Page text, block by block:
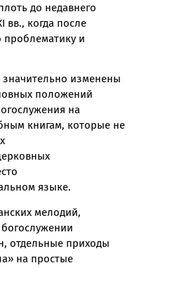
до недавнего
вв., когда после
проблематику и
изменены
положений
на
книгам, которые не
языке.
мелодий,
отдельные приходы
на простые